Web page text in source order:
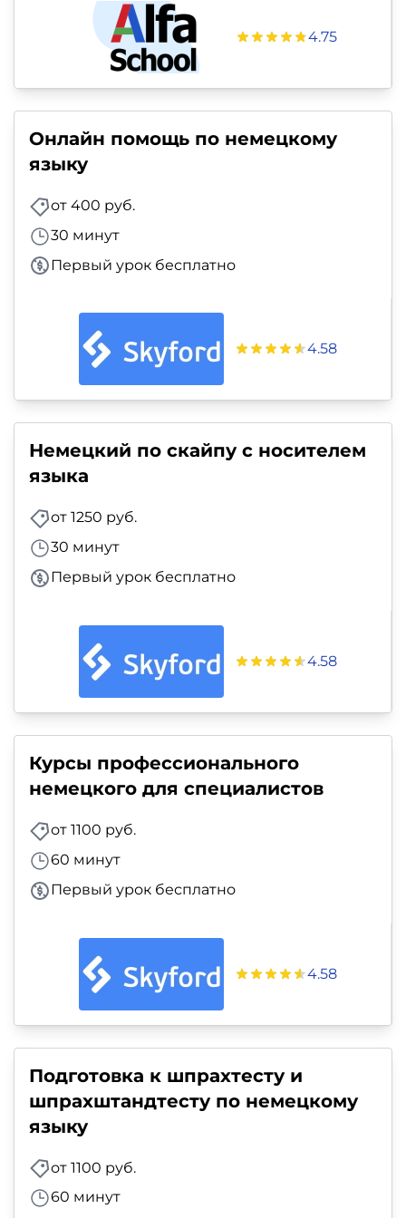
4.75
Онлайн помощь по немецкому
языку
от 400 руб.
30 минут
Первый урок бесплатно
4.58
Немецкий по скайпу с носителем
языка
от 1250 руб.
30 минут
Первый урок бесплатно
4.58
Курсы профессионального
немецкого для специалистов
от 1100 руб.
60 минут
Первый урок бесплатно
4.58
Подготовка к шпрахтесту и
шпрахштандтесту по немецкому
языку
от 1100 руб.
60 минут